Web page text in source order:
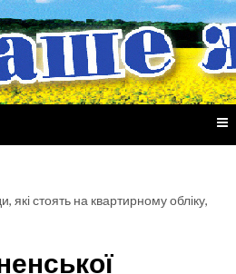
які стоять на квартирному обліку,